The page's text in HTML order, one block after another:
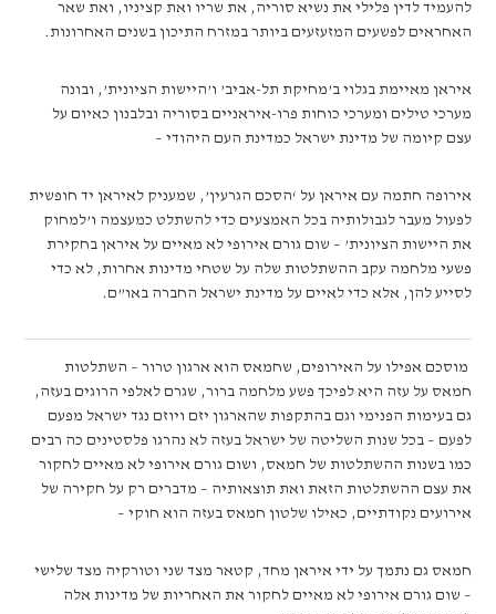
להעמיד לדין פלילי את נשיא סוריה, את שריו ואת קציניו, ואת שאר
האחראים לפשעים המזעזעים ביותר במזרח התיכון בשנים האחרונות.
איראן מאיימת בגלוי ב’מחיקת תל-אביב’ ו’היישות הציונית’, ובונה
מערכי טילים ומערכי כוחות פרו-איראניים בסוריה ובלבנון כאיום על
עצם קיומה של מדינת ישראל כמדינת העם היהודי –
אירופה חתמה עם איראן על ‘הסכם הגרעין’, שמעניק לאיראן יד חופשית
לפעול מעבר לגבולותיה בכל האמצעים כדי להשתלט כמעצמה ו’למחוק
את היישות הציונית’ – שום גורם אירופי לא מאיים על איראן בחקירת
פשעי מלחמה עקב ההשתלטות שלה על שטחי מדינות אחרות, לא כדי
לסייע להן, אלא כדי לאיים על מדינת ישראל החברה באו”ם.
מוסכם אפילו על האירופים, שחמאס הוא ארגון טרור – השתלטות
חמאס על עזה היא לפיכך פשע מלחמה ברור, שגרם לאלפי הרוגים בעזה,
גם בעימות הפנימי וגם בהתקפות שהארגון יזם ויוזם נגד ישראל מפעם
לפעם – בכל שנות השליטה של ישראל בעזה לא נהרגו פלסטינים כה רבים
כמו בשנות ההשתלטות של חמאס, ושום גורם אירופי לא מאיים לחקור
את עצם ההשתלטות הזאת ואת תוצאותיה – מדברים רק על חקירה של
אירועים נקודתיים, כאילו שלטון חמאס בעזה הוא חוקי –
חמאס גם נתמך על ידי איראן מחד, קטאר מצד שני וטורקיה מצד שלישי
– שום גורם אירופי לא מאיים לחקור את האחריות של מדינות אלה